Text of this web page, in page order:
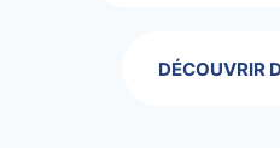
DÉCOUVRIR